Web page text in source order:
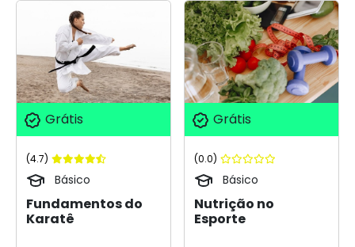
Grátis
(4.7)
Básico
Fundamentos do
Karatê
Grátis
(0.0)
Básico
Nutrição no
Esporte